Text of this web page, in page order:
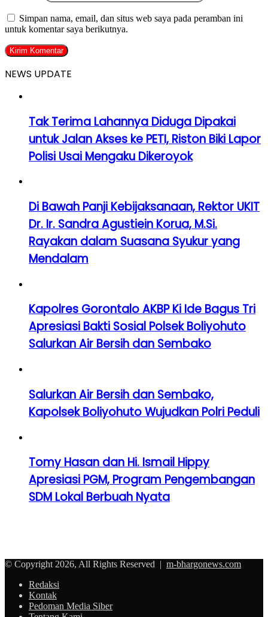
Simpan nama, email, dan situs web saya pada peramban ini
untuk komentar saya berikutnya.
NEWS UPDATE
Tak Terima Lahannya Diduga Dipakai
untuk Jalan Akses ke PETI, Riston Biki Lapor
Polisi Usai Mengaku Dikeroyok
Di Bawah Panji Kebijaksanaan, Rektor UKIT
Dr. Ir. Sandra Agustiein Korua, M.Si.
Rayakan dalam Suasana Syukur yang
Mendalam
Kapolres Gorontalo AKBP Ki Ide Bagus Tri
Apresiasi Bakti Sosial Polsek Boliyohuto
Salurkan Air Bersih dan Sembako
Salurkan Air Bersih dan Sembako,
Kapolsek Boliyohuto Wujudkan Polri Peduli
Tomy Hasan dan Hi. Ismail Hippy
Apresiasi PGM, Program Pengembangan
SDM Lokal Berbuah Nyata
© Copyright 2026, All Rights Reserved | m-bhargonews.com
Redaksi
Kontak
Pedoman Media Siber